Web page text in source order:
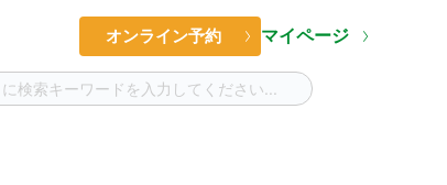
オンライン予約 マイページ